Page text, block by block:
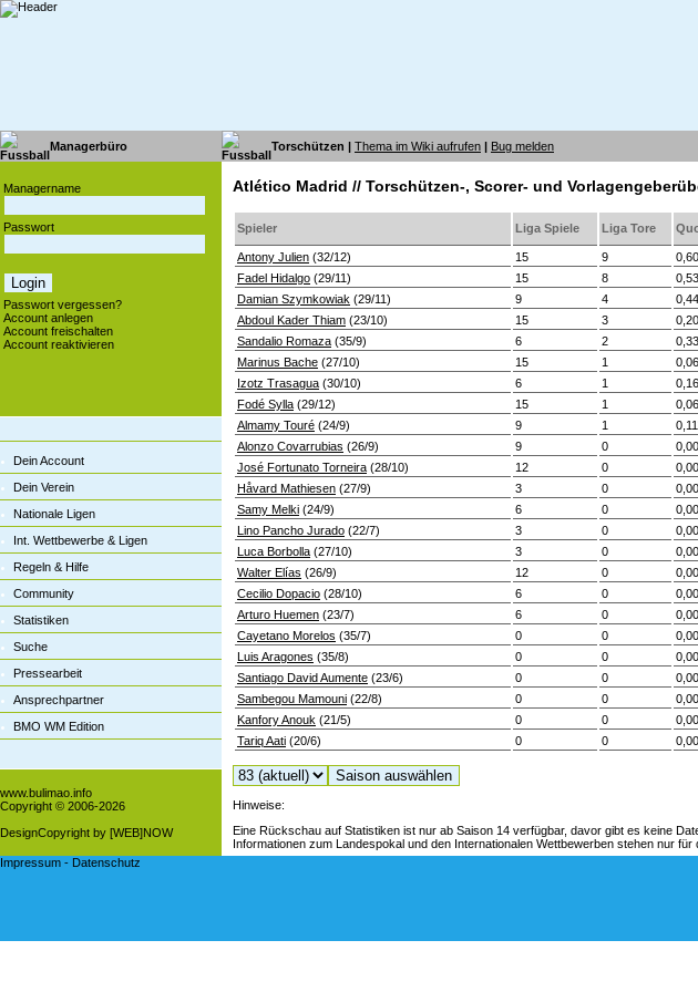
Managerbüro
Managername
Passwort
Passwort vergessen?
Account anlegen
Account freischalten
Account reaktivieren
Dein Account
Dein Verein
Nationale Ligen
Int. Wettbewerbe & Ligen
Regeln & Hilfe
Community
Statistiken
Suche
Pressearbeit
Ansprechpartner
BMO WM Edition
www.bulimao.info
Copyright © 2006-2026
DesignCopyright by [WEB]NOW
Torschützen | Thema im Wiki aufrufen | Bug melden
Atlético Madrid // Torschützen-, Scorer- und
Spieler Liga Spiele Liga Tore
Antony Julien (32/12) 15 9
Fadel Hidalgo (29/11) 15 8
Damian Szymkowiak (29/11) 9 4
Abdoul Kader Thiam (23/10) 15 3
Sandalio Romaza (35/9) 6 2
Marinus Bache (27/10) 15 1
Izotz Trasagua (30/10) 6 1
Fodé Sylla (29/12) 15 1
Almamy Touré (24/9) 9 1
Alonzo Covarrubias (26/9) 9 0
José Fortunato Torneira (28/10) 12 0
Håvard Mathiesen (27/9) 3 0
Samy Melki (24/9) 6 0
Lino Pancho Jurado (22/7) 3 0
Luca Borbolla (27/10) 3 0
Walter Elías (26/9) 12 0
Cecilio Dopacio (28/10) 6 0
Arturo Huemen (23/7) 6 0
Cayetano Morelos (35/7) 0 0
Luis Aragones (35/8) 0 0
Santiago David Aumente (23/6) 0 0
Sambegou Mamouni (22/8) 0 0
Kanfory Anouk (21/5) 0 0
Tariq Aati (20/6) 0 0
Hinweise:
Eine Rückschau auf Statistiken ist nur ab Saison 14 verfügbar, davor gibt es keine
Informationen zum Landespokal und den Internationalen Wettbewerben stehen nur
Impressum - Datenschutz